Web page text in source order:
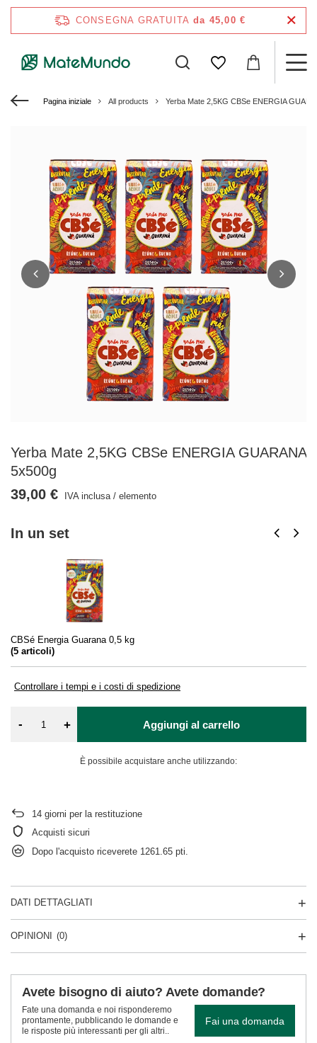
CONSEGNA GRATUITA da 45,00 €
Pagina iniziale All products Yerba Mate 2,5KG CBSe ENERGIA
Yerba Mate 2,5KG CBSe ENERGIA GUARANA
5x500g
In un set
CBSé Energia Guarana 0,5 kg
(5 articoli)
Controllare i tempi e i costi di spedizione
39,00 € IVA inclusa/ elemento
- + Aggiungi al carrello
È possibile acquistare anche utilizzando:
14 giorni per la restituzione
Acquisti sicuri
Dopo l'acquisto riceverete 1261.65 pti.
DATI DETTAGLIATI
OPINIONI (0)
Avete bisogno di aiuto? Avete domande?
Fate una domanda e noi risponderemo
prontamente, pubblicando le domande e
le risposte più interessanti per gli altri..
Fai una domanda